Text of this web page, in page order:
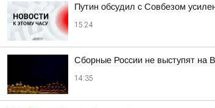
Путин обсудил с Совбезом
15:24
Сборные России не выступят на
14:35